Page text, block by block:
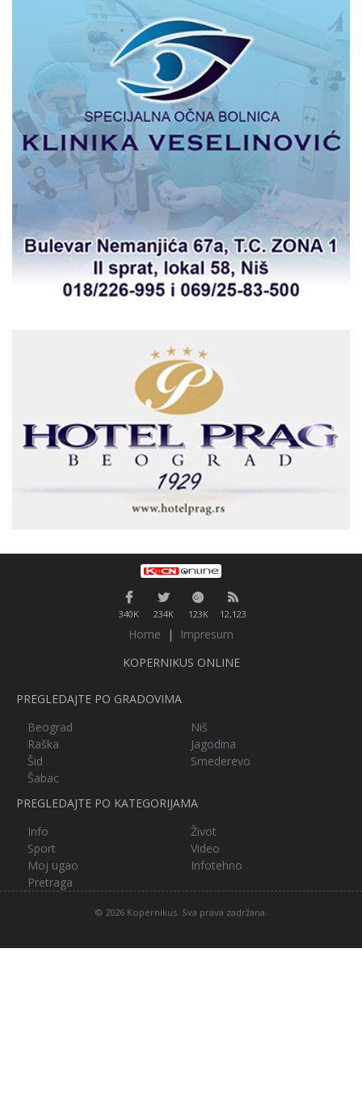
340K 234K 123K 12,123
Home |
Impresum
KOPERNIKUS ONLINE
PREGLEDAJTE PO GRADOVIMA
Beograd
Niš
Raška
Jagodina
Šid
Smederevo
Šabac
PREGLEDAJTE PO KATEGORIJAMA
Info
Život
Sport
Video
Moj ugao
Infotehno
Pretraga
© 2026 Kopernikus. Sva prava zadržana.